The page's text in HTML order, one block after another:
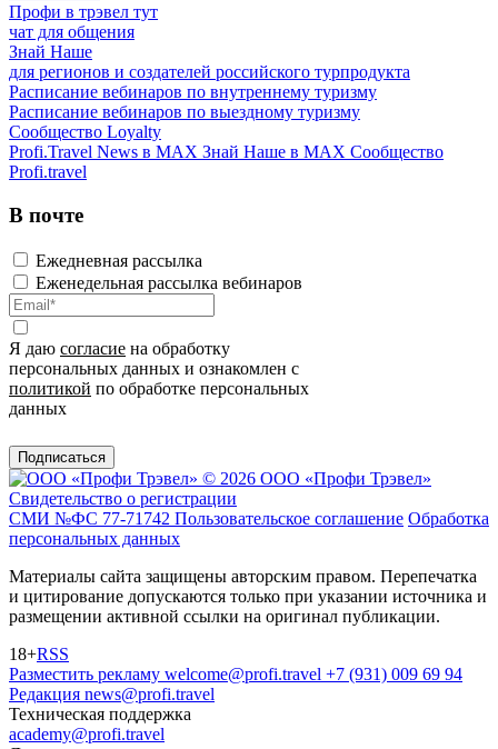
Профи в трэвел тут
чат для общения
Знай Наше
для регионов и создателей российского турпродукта
Расписание вебинаров по внутреннему туризму
Расписание вебинаров по выездному туризму
Сообщество Loyalty
Profi.Travel News в MAX Знай Наше в MAX Сообщество
Profi.travel
В почте
Ежедневная рассылка
Еженедельная рассылка вебинаров
Я даю согласие на обработку
персональных данных и ознакомлен с
политикой по обработке персональных
данных
Подписаться
© 2026 ООО «Профи Трэвeл»
Свидетельство о регистрации
СМИ №ФС 77-71742 Пользовательское соглашение Обработка
персональных данных
Материалы сайта защищены авторским правом. Перепечатка
и цитирование допускаются только при указании источника и
размещении активной ссылки на оригинал публикации.
18+RSS
Разместить рекламу welcome@profi.travel +7 (931) 009 69 94
Редакция news@profi.travel
Техническая поддержка
academy@profi.travel